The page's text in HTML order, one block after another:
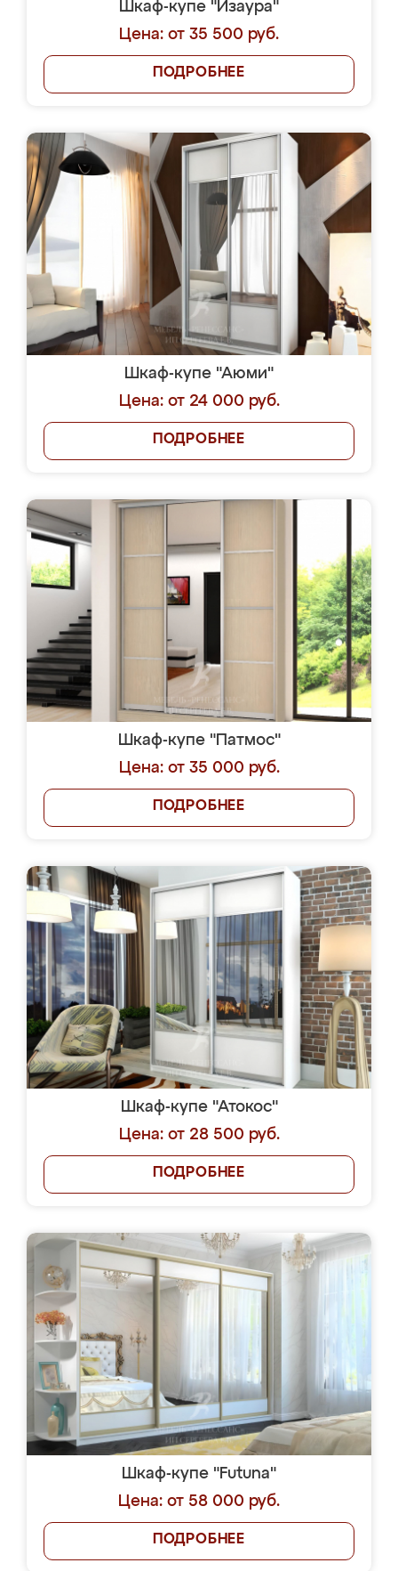
Шкаф-купе "Изаура"
Цена: от 35 500 руб.
ПОДРОБНЕЕ
Шкаф-купе "Аюми"
Цена: от 24 000 руб.
ПОДРОБНЕЕ
Шкаф-купе "Патмос"
Цена: от 35 000 руб.
ПОДРОБНЕЕ
Шкаф-купе "Атокос"
Цена: от 28 500 руб.
ПОДРОБНЕЕ
Шкаф-купе "Futuna"
Цена: от 58 000 руб.
ПОДРОБНЕЕ